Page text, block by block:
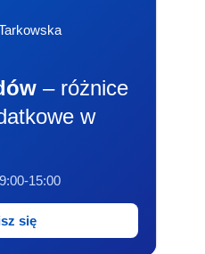
– różnice
w
15:00
się